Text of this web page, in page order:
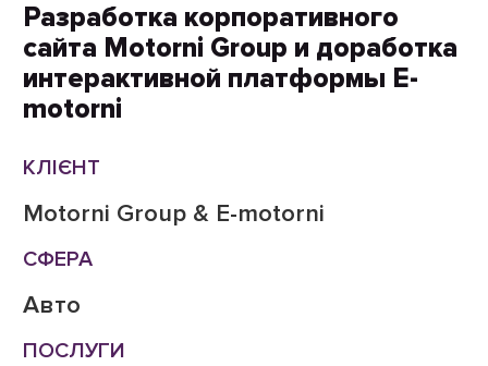
Разработка корпоративного
сайта Motorni Group и доработка
интерактивной платформы E-
motorni
КЛІЄНТ
Motorni Group & E-motorni
СФЕРА
Авто
ПОСЛУГИ